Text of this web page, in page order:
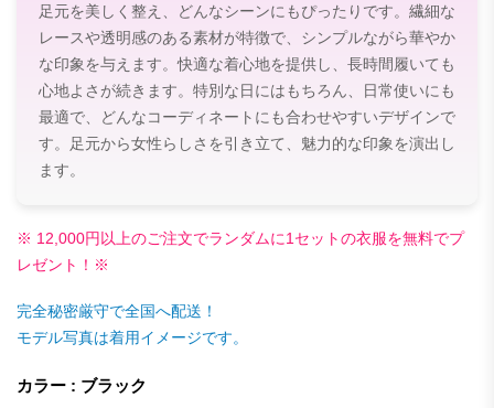
足元を美しく整え、どんなシーンにもぴったりです。繊細な
レースや透明感のある素材が特徴で、シンプルながら華やか
な印象を与えます。快適な着心地を提供し、長時間履いても
心地よさが続きます。特別な日にはもちろん、日常使いにも
最適で、どんなコーディネートにも合わせやすいデザインで
す。足元から女性らしさを引き立て、魅力的な印象を演出し
ます。
※ 12,000円以上のご注文でランダムに1セットの衣服を無料でプ
レゼント！※
完全秘密厳守で全国へ配送！
モデル写真は着用イメージです。
カラー : ブラック